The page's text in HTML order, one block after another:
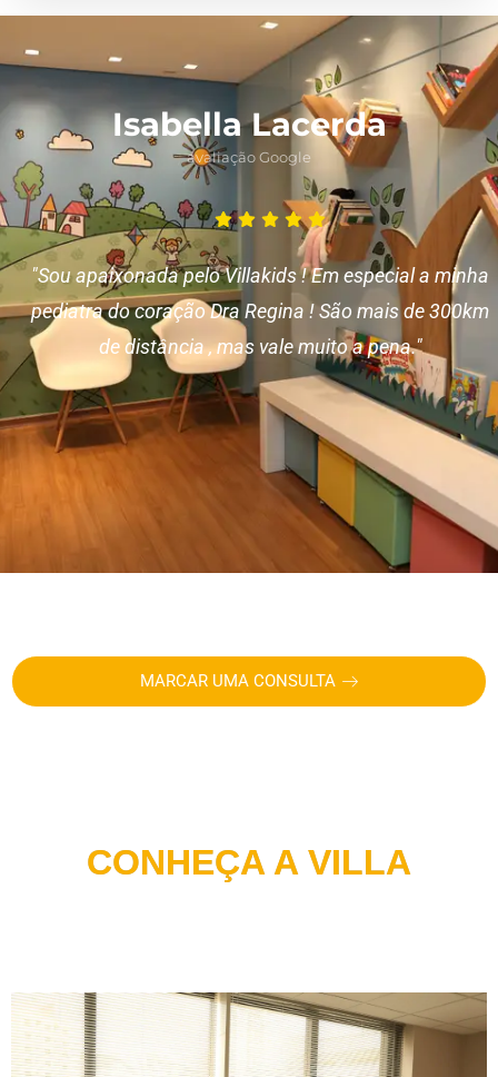
Isabella Lacerda
avaliação Google
"Sou apaixonada pelo Villakids ! Em especial a minha
pediatra do coração Dra Regina ! São mais de 300km
de distância , mas vale muito a pena."
MARCAR UMA CONSULTA
CONHEÇA A VILLA